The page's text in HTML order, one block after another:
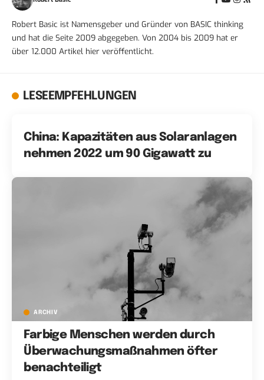
Robert Basic ist Namensgeber und Gründer von BASIC thinking
und hat die Seite 2009 abgegeben. Von 2004 bis 2009 hat er
über 12.000 Artikel hier veröffentlicht.
LESEEMPFEHLUNGEN
China: Kapazitäten aus Solaranlagen
nehmen 2022 um 90 Gigawatt zu
ARCHIV
Farbige Menschen werden durch
Überwachungsmaßnahmen öfter
benachteiligt